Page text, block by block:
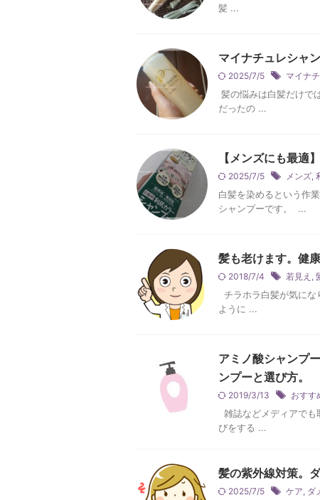
髪 ...
マイナチュレシャ
2025/7/5 マイナ
髪の悩みは白髪だけで
だったの ...
【メンズにも最適
2025/7/5 メンズ,
白髪を染めるという作
シャンプーです。 ...
髪も老けます。健
2018/7/4 若見え ,
チラホラ白髪が気に
ように ...
アミノ酸シャンプ
ンプーと選び方。
2019/3/13 おすす
雑誌などメディアで
びをする ...
髪の紫外線対策。
2025/7/5 ケア, ダ